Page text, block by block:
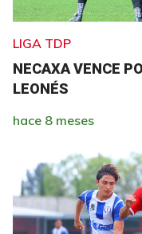
LIGA TDP
NECAXA VENCE
LEONÉS
hace 8 meses